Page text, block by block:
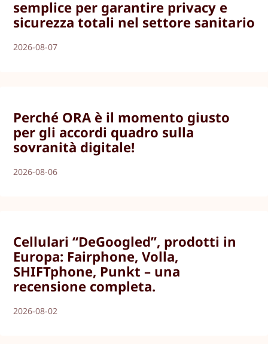
semplice per garantire privacy e
sicurezza totali nel settore sanitario
2026-08-07
Perché ORA è il momento giusto
per gli accordi quadro sulla
sovranità digitale!
2026-08-06
Cellulari “DeGoogled”, prodotti in
Europa: Fairphone, Volla,
SHIFTphone, Punkt – una
recensione completa.
2026-08-02